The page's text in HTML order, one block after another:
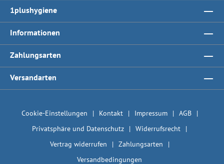
1plushygiene
Informationen
Zahlungsarten
Versandarten
Cookie-Einstellungen Kontakt Impressum
AGB
Privatsphäre und Datenschutz
Widerrufsrecht
Vertrag widerrufen
Zahlungsarten
Versandbedingungen